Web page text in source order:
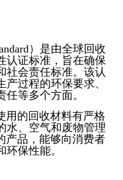
）是由全球回收
认证标准，旨在确保
社会责任标准。该认
过程的环保要求、
等多个方面。
用的回收材料有严格
水、空气和废物管理
产品，能够向消费者
保性能。